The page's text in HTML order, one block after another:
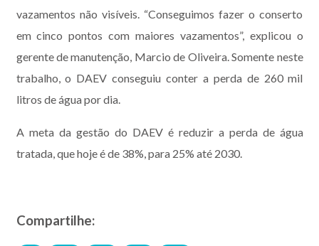
vazamentos não visíveis. “Conseguimos fazer o conserto
em cinco pontos com maiores vazamentos”, explicou o
gerente de manutenção, Marcio de Oliveira. Somente neste
trabalho, o DAEV conseguiu conter a perda de 260 mil
litros de água por dia.
A meta da gestão do DAEV é reduzir a perda de água
tratada, que hoje é de 38%, para 25% até 2030.
Compartilhe: